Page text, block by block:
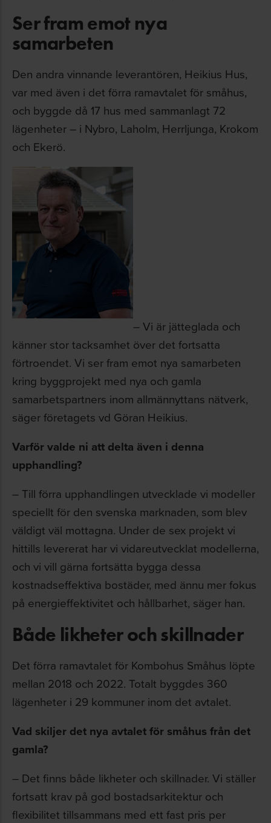
Ser fram emot nya
samarbeten
Den andra vinnande leverantören, Heikius Hus,
var med även i det förra ramavtalet för småhus,
och byggde då 17 hus med sammanlagt 72
lägenheter – i Nybro, Laholm, Herrljunga, Krokom
och Ekerö.
– Vi är jätteglada och
känner stor tacksamhet över det fortsatta
förtroendet. Vi ser fram emot nya samarbeten
kring byggprojekt med nya och gamla
samarbetspartners inom allmännyttans nätverk,
säger företagets vd Göran Heikius.
Varför valde ni att delta även i denna
upphandling?
– Till förra upphandlingen utvecklade vi modeller
speciellt för den svenska marknaden, som blev
väldigt väl mottagna. Under de sex projekt vi
hittills levererat har vi vidareutvecklat modellerna,
och vi vill gärna fortsätta bygga dessa
kostnadseffektiva bostäder, med ännu mer fokus
på energieffektivitet och hållbarhet, säger han.
Både likheter och skillnader
Det förra ramavtalet för Kombohus Småhus löpte
mellan 2018 och 2022. Totalt byggdes 360
lägenheter i 29 kommuner inom det avtalet.
Vad skiljer det nya avtalet för småhus från det
gamla?
– Det finns både likheter och skillnader. Vi ställer
fortsatt krav på god bostadsarkitektur och
flexibilitet tillsammans med ett fast pris per